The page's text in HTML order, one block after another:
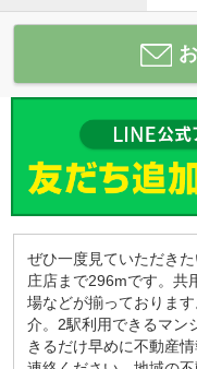
ぜひ一度見ていただき
庄店まで296mです。共
場などが揃っておりま
介。2駅利用できるマン
きるだけ早めに不動産